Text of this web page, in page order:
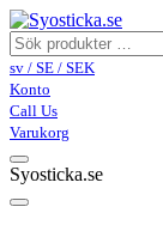
sv / SE / SEK
Konto
Call Us
Varukorg
Syosticka.se